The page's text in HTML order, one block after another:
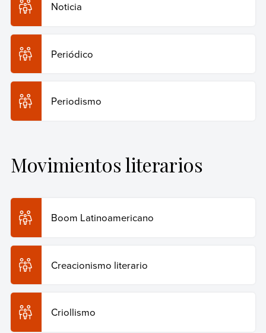
Noticia
Periódico
Periodismo
Movimientos literarios
Boom Latinoamericano
Creacionismo literario
Criollismo